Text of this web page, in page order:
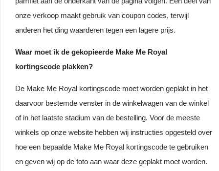
onze verkoop maakt gebruik van coupon codes, terwijl
anderen het ding waarderen tegen een lagere prijs.
Waar moet ik de gekopieerde Make Me Royal
kortingscode plakken?
De Make Me Royal kortingscode moet worden geplakt in het
daarvoor bestemde venster in de winkelwagen van de winkel
of in het laatste stadium van de bestelling. Voor de meeste
winkels op onze website hebben wij instructies opgesteld over
hoe een bepaalde Make Me Royal kortingscode te gebruiken
en geven wij op de foto aan waar deze geplakt moet worden.